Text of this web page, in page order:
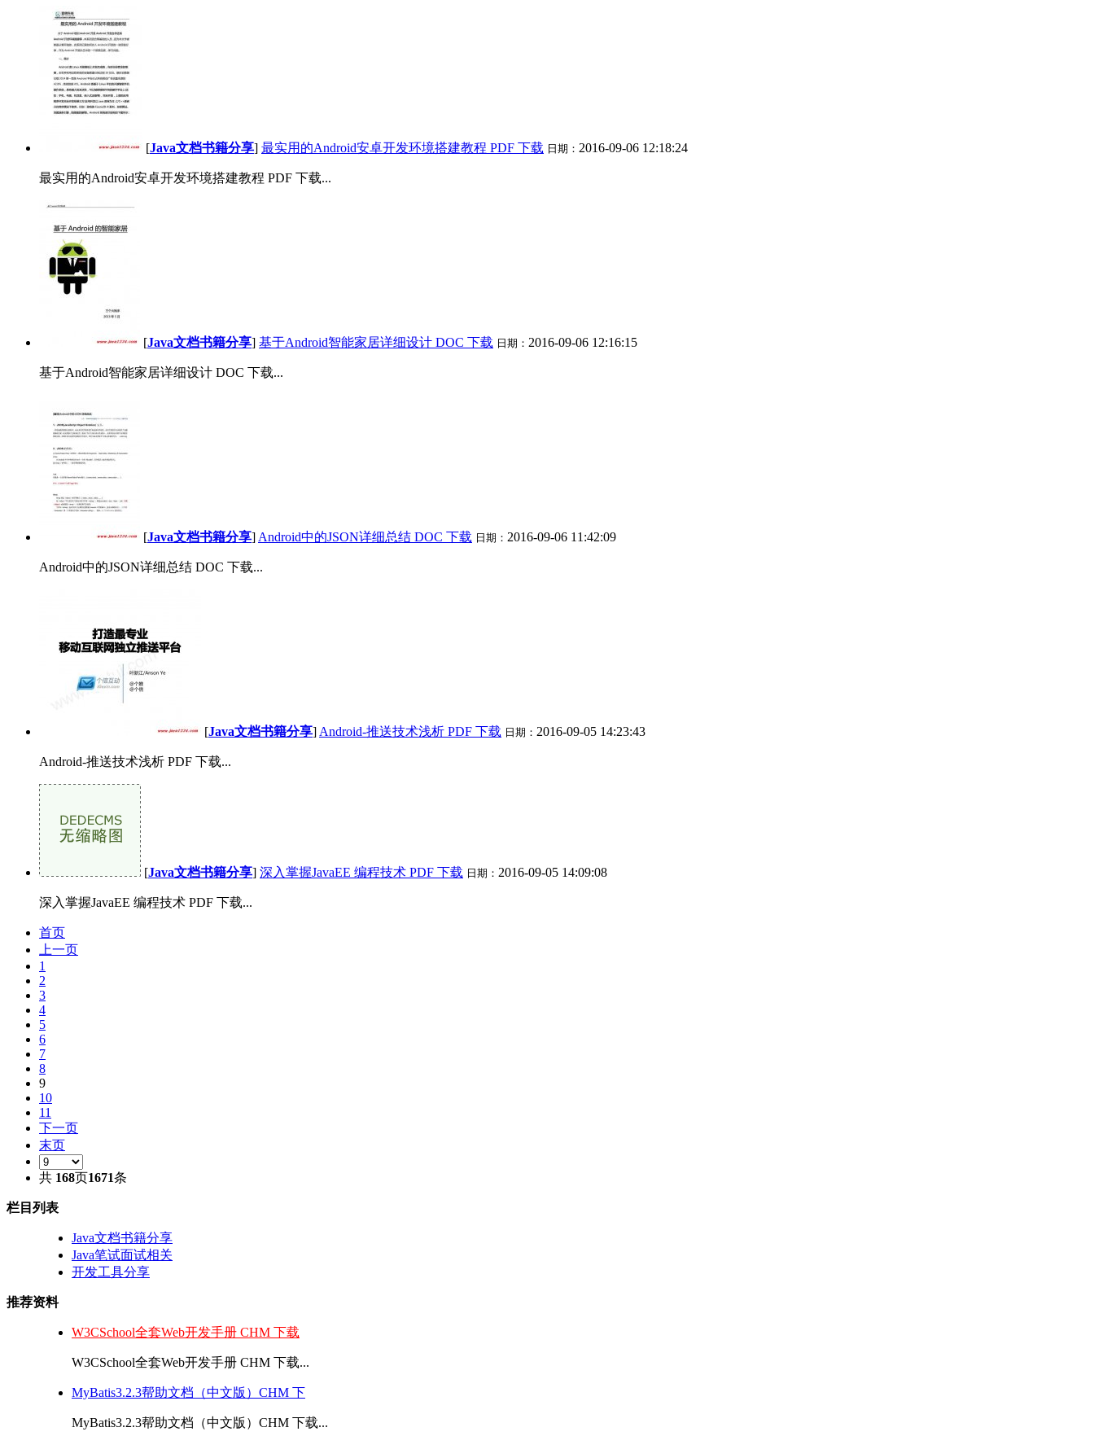
[Java文档书籍分享] 最实用的Android安卓开发环境搭建教程 PDF 下载 日期： 2016-09-06 12:18:24
最实用的Android安卓开发环境搭建教程 PDF 下载...
[Java文档书籍分享] 基于Android智能家居详细设计 DOC 下载 日期： 2016-09-06 12:16:15
基于Android智能家居详细设计 DOC 下载...
[Java文档书籍分享] Android中的JSON详细总结 DOC 下载 日期： 2016-09-06 11:42:09
Android中的JSON详细总结 DOC 下载...
[Java文档书籍分享] Android-推送技术浅析 PDF 下载 日期： 2016-09-05 14:23:43
Android-推送技术浅析 PDF 下载...
[Java文档书籍分享] 深入掌握JavaEE 编程技术 PDF 下载 日期： 2016-09-05 14:09:08
深入掌握JavaEE 编程技术 PDF 下载...
首页
上一页
1
2
3
4
5
6
7
8
9
10
11
下一页
末页
共 168页1671条
栏目列表
Java文档书籍分享
Java笔试面试相关
开发工具分享
推荐资料
W3CSchool全套Web开发手册 CHM 下载
W3CSchool全套Web开发手册 CHM 下载...
MyBatis3.2.3帮助文档（中文版）CHM 下
MyBatis3.2.3帮助文档（中文版）CHM 下载...